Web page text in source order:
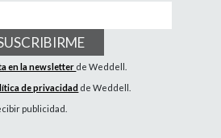
en la newsletter de Weddell.
de privacidad de Weddell.
publicidad.